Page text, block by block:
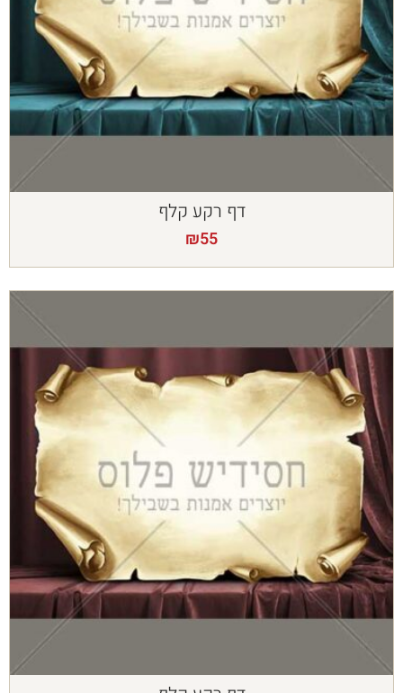
דף רקע קלף
₪55